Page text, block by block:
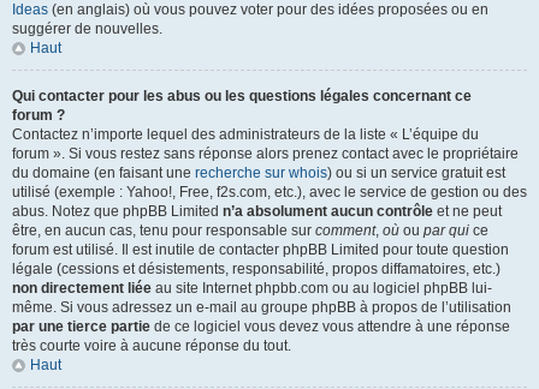
Ideas (en anglais) où vous pouvez voter pour des idées proposées ou en
suggérer de nouvelles.
Haut
Qui contacter pour les abus ou les questions légales concernant ce
forum ?
Contactez n’importe lequel des administrateurs de la liste « L’équipe du
forum ». Si vous restez sans réponse alors prenez contact avec le propriétaire
du domaine (en faisant une recherche sur whois) ou si un service gratuit est
utilisé (exemple : Yahoo!, Free, f2s.com, etc.), avec le service de gestion ou des
abus. Notez que phpBB Limited n’a absolument aucun contrôle et ne peut
être, en aucun cas, tenu pour responsable sur comment, où ou par qui ce
forum est utilisé. Il est inutile de contacter phpBB Limited pour toute question
légale (cessions et désistements, responsabilité, propos diffamatoires, etc.)
non directement liée au site Internet phpbb.com ou au logiciel phpBB lui-
même. Si vous adressez un e-mail au groupe phpBB à propos de l’utilisation
par une tierce partie de ce logiciel vous devez vous attendre à une réponse
très courte voire à aucune réponse du tout.
Haut